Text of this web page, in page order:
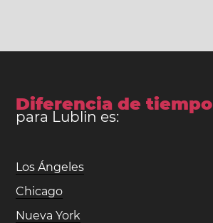
Diferencia de tiempo
para Lublin es:
Los Ángeles
Chicago
Nueva York